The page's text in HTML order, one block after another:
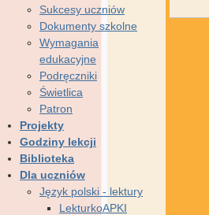
Sukcesy uczniów
Dokumenty szkolne
Wymagania
edukacyjne
Podręczniki
Świetlica
Patron
Projekty
Godziny lekcji
Biblioteka
Dla uczniów
Język polski - lektury
LekturkoAPKI